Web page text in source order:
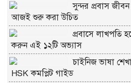
সুন্দর প্রবাস
আজই শুরু করা উচিত
প্রবাসে লাখপতি
করুন এই ১২টি অভ্যাস
চাইনিজ ভাষা
HSK কমপ্লিট গাইড